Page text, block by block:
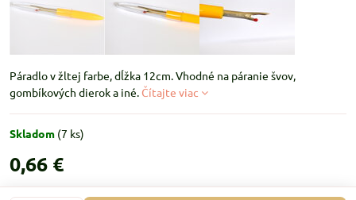
Páradlo v žltej farbe, dĺžka 12cm. Vhodné na páranie švov,
gombíkových dierok a iné. Čítajte viac
Skladom (7 ks)
0,66 €